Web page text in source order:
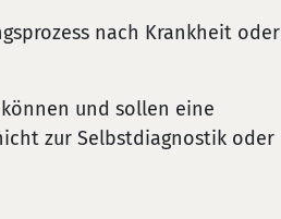
nach Krankheit oder
und sollen eine
zur Selbstdiagnostik oder